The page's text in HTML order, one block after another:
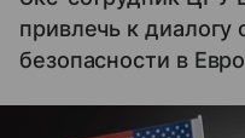
привлечь к диалогу
безопасности в